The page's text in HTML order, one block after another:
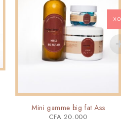
Mini gamme big fat Ass
CFA 20.000